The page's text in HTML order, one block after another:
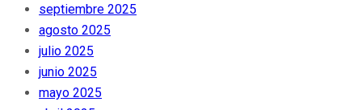
septiembre 2025
agosto 2025
julio 2025
junio 2025
mayo 2025